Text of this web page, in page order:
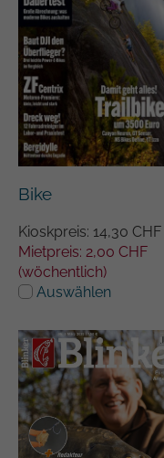
Bike
Kioskpreis: 14,30 CHF
Mietpreis: 2,00 CHF
(wöchentlich)
Auswählen